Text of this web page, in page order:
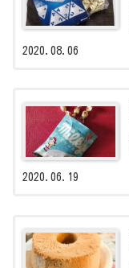
2020.08.06
2020.06.19